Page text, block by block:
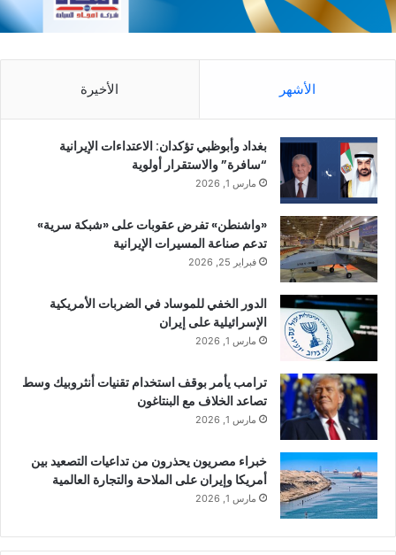
الأشهر الأخيرة
بغداد وأبوظبي تؤكدان: الاعتداءات الإيرانية
“سافرة” والاستقرار أولوية
مارس 1, 2026
«واشنطن» تفرض عقوبات على «شبكة سرية»
تدعم صناعة المسيرات الإيرانية
فبراير 25, 2026
الدور الخفي للموساد في الضربات الأمريكية
الإسرائيلية على إيران
مارس 1, 2026
ترامب يأمر بوقف استخدام تقنيات أنثروبيك وسط
تصاعد الخلاف مع البنتاغون
مارس 1, 2026
خبراء مصريون يحذرون من تداعيات التصعيد بين
أمريكا وإيران على الملاحة والتجارة العالمية
مارس 1, 2026